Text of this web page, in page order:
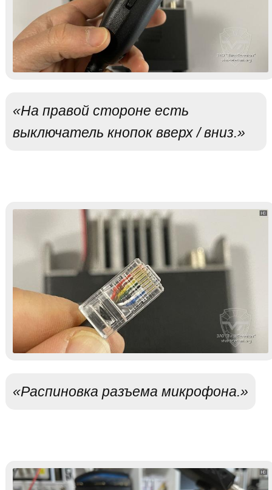
«На правой стороне есть
выключатель кнопок вверх / вниз.»
«Распиновка разъема микрофона.»